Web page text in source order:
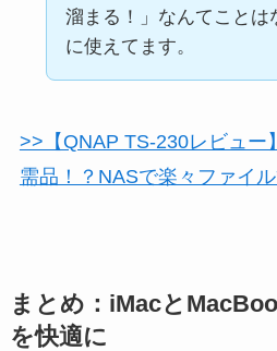
溜まる！」なんてことは
に使えてます。
>>【QNAP TS-230レビュー
需品！？NASで楽々ファイ
まとめ：iMacと
を快適に